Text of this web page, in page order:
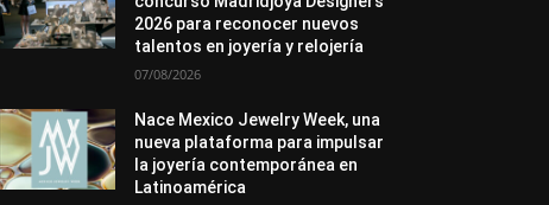
Novedades
Opiniones
Perspectiva
Premios
Secciones
Sin categoría
Sucesos
2026 para reconocer nuevos
talentos en joyería y relojería
07/08/2026
Nace Mexico Jewelry Week, una
nueva plataforma para impulsar
la joyería contemporánea en
Latinoamérica